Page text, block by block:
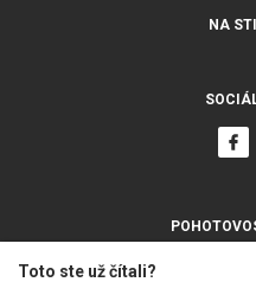
Toto ste už čítali?
NA